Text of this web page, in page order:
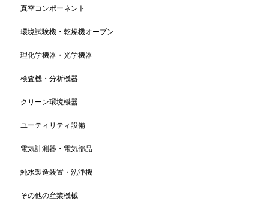
真空コンポーネント
環境試験機・乾燥機オーブン
理化学機器・光学機器
検査機・分析機器
クリーン環境機器
ユーティリティ設備
電気計測器・電気部品
純水製造装置・洗浄機
その他の産業機械